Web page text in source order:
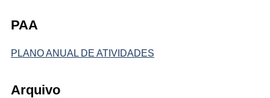
PAA
PLANO ANUAL DE ATIVIDADES
Arquivo